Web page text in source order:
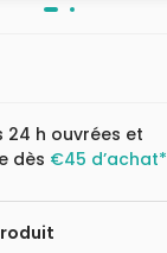
24 h ouvrées et
dès €45 d’achat*